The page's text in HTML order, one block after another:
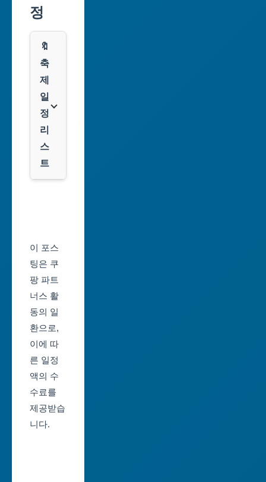
역
주
광
역
시
대
전
광
광
역
시
세
종
특
레
쿠
팡
클
룩
정
🔖
축
제
일
정
리
스
트
일
정
부
산
제
대
구
이 포스
팅은 쿠
팡 파트
너스 활
동의 일
환으로,
이에 따
른 일정
액의 수
수료를
제공받습
니다.